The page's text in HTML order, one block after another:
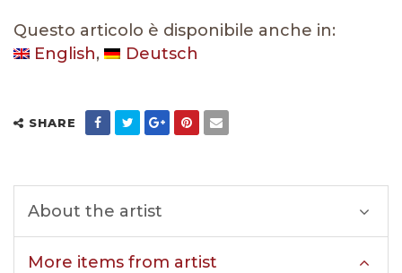
Questo articolo è disponibile anche in:
English
Deutsch
SHARE
About the artist
More items from artist